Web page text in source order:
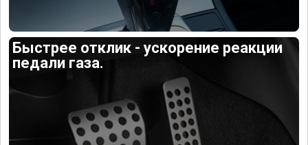
Быстрее отклик - ускорение реакции
педали газа.